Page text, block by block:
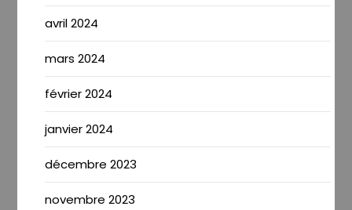
avril 2024
mars 2024
février 2024
janvier 2024
décembre 2023
novembre 2023